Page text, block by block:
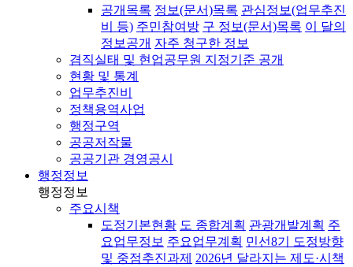
공개목록 정보(문서)목록 관심정보(업무추진
비 등) 주민참여방 구 정보(문서)목록 이 달의
정보공개 자주 청구한 정보
겸직실태 및 현업공무원 지정기준 공개
현황 및 통계
업무추진비
정책용역사업
행정구역
공공저작물
공공기관 경영공시
행정정보
행정정보
주요시책
도정기본현황 도 종합계획 관광개발계획 주
요업무정보 주요업무계획 민선8기 도정방향
및 중점추진과제 2026년 달라지는 제도·시책